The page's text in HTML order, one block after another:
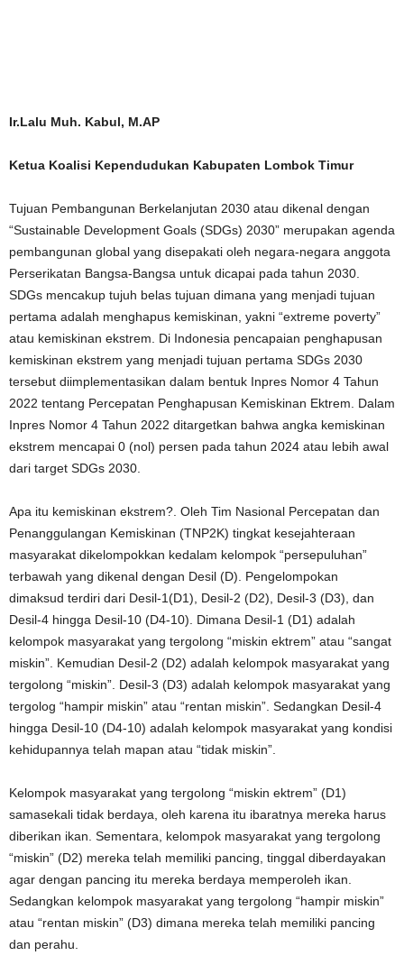
Ir.Lalu Muh. Kabul, M.AP
Ketua Koalisi Kependudukan Kabupaten Lombok Timur
Tujuan Pembangunan Berkelanjutan 2030 atau dikenal dengan
“Sustainable Development Goals (SDGs) 2030” merupakan agenda
pembangunan global yang disepakati oleh negara-negara anggota
Perserikatan Bangsa-Bangsa untuk dicapai pada tahun 2030.
SDGs mencakup tujuh belas tujuan dimana yang menjadi tujuan
pertama adalah menghapus kemiskinan, yakni “extreme poverty”
atau kemiskinan ekstrem. Di Indonesia pencapaian penghapusan
kemiskinan ekstrem yang menjadi tujuan pertama SDGs 2030
tersebut diimplementasikan dalam bentuk Inpres Nomor 4 Tahun
2022 tentang Percepatan Penghapusan Kemiskinan Ektrem. Dalam
Inpres Nomor 4 Tahun 2022 ditargetkan bahwa angka kemiskinan
ekstrem mencapai 0 (nol) persen pada tahun 2024 atau lebih awal
dari target SDGs 2030.
Apa itu kemiskinan ekstrem?. Oleh Tim Nasional Percepatan dan
Penanggulangan Kemiskinan (TNP2K) tingkat kesejahteraan
masyarakat dikelompokkan kedalam kelompok “persepuluhan”
terbawah yang dikenal dengan Desil (D). Pengelompokan
dimaksud terdiri dari Desil-1(D1), Desil-2 (D2), Desil-3 (D3), dan
Desil-4 hingga Desil-10 (D4-10). Dimana Desil-1 (D1) adalah
kelompok masyarakat yang tergolong “miskin ektrem” atau “sangat
miskin”. Kemudian Desil-2 (D2) adalah kelompok masyarakat yang
tergolong “miskin”. Desil-3 (D3) adalah kelompok masyarakat yang
tergolog “hampir miskin” atau “rentan miskin”. Sedangkan Desil-4
hingga Desil-10 (D4-10) adalah kelompok masyarakat yang kondisi
kehidupannya telah mapan atau “tidak miskin”.
Kelompok masyarakat yang tergolong “miskin ektrem” (D1)
samasekali tidak berdaya, oleh karena itu ibaratnya mereka harus
diberikan ikan. Sementara, kelompok masyarakat yang tergolong
“miskin” (D2) mereka telah memiliki pancing, tinggal diberdayakan
agar dengan pancing itu mereka berdaya memperoleh ikan.
Sedangkan kelompok masyarakat yang tergolong “hampir miskin”
atau “rentan miskin” (D3) dimana mereka telah memiliki pancing
dan perahu.